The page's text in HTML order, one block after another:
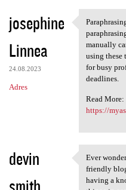
josephine
Linnea
24.08.2023
Adres
manually
using these
for busy
deadlines.
Read More:
https://
devin
Ever
Ever
friendly
having a